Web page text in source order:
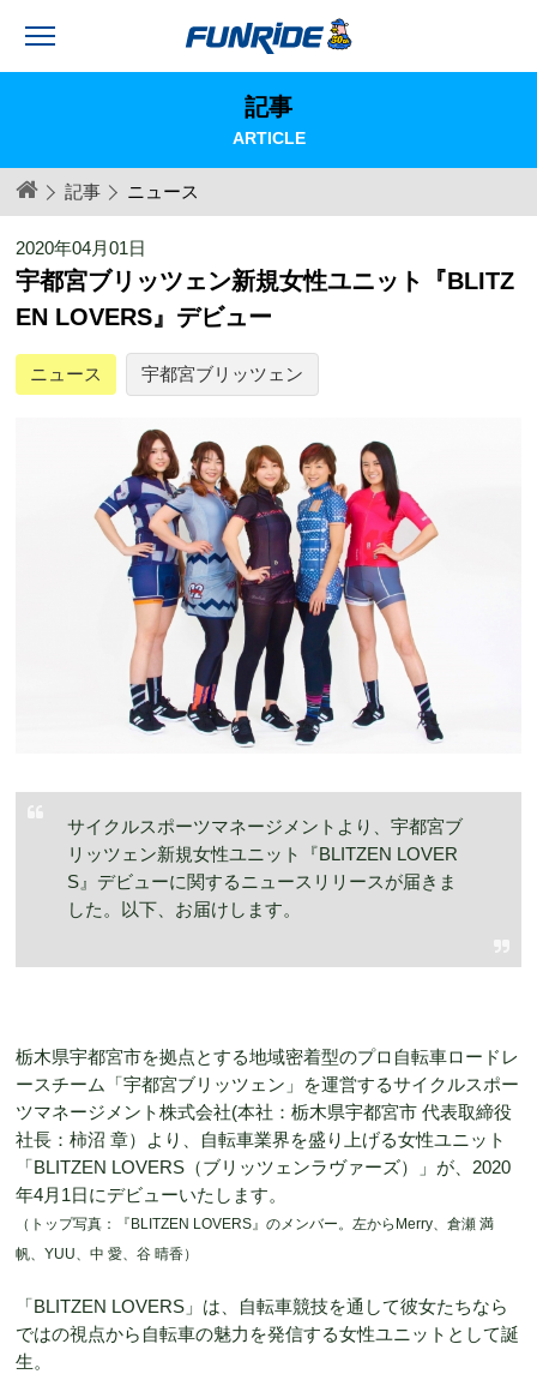
記事
ARTICLE
記事 ニュース
2020年04月01日
宇都宮ブリッツェン新規女性ユニット『BLITZ
EN LOVERS』デビュー
ニュース 宇都宮ブリッツェン
サイクルスポーツマネージメントより、宇都宮ブ
リッツェン新規女性ユニット『BLITZEN LOVER
S』デビューに関するニュースリリースが届きま
した。以下、お届けします。
栃木県宇都宮市を拠点とする地域密着型のプロ自転車ロードレ
ースチーム「宇都宮ブリッツェン」を運営するサイクルスポー
ツマネージメント株式会社(本社：栃木県宇都宮市 代表取締役
社長：柿沼 章）より、自転車業界を盛り上げる女性ユニット
「BLITZEN LOVERS（ブリッツェンラヴァーズ）」が、2020
年4月1日にデビューいたします。
（トップ写真：『BLITZEN LOVERS』のメンバー。左からMerry、倉瀬 満
帆、YUU、中 愛、谷 晴香）
「BLITZEN LOVERS」は、自転車競技を通して彼女たちなら
ではの視点から自転車の魅力を発信する女性ユニットとして誕
生。